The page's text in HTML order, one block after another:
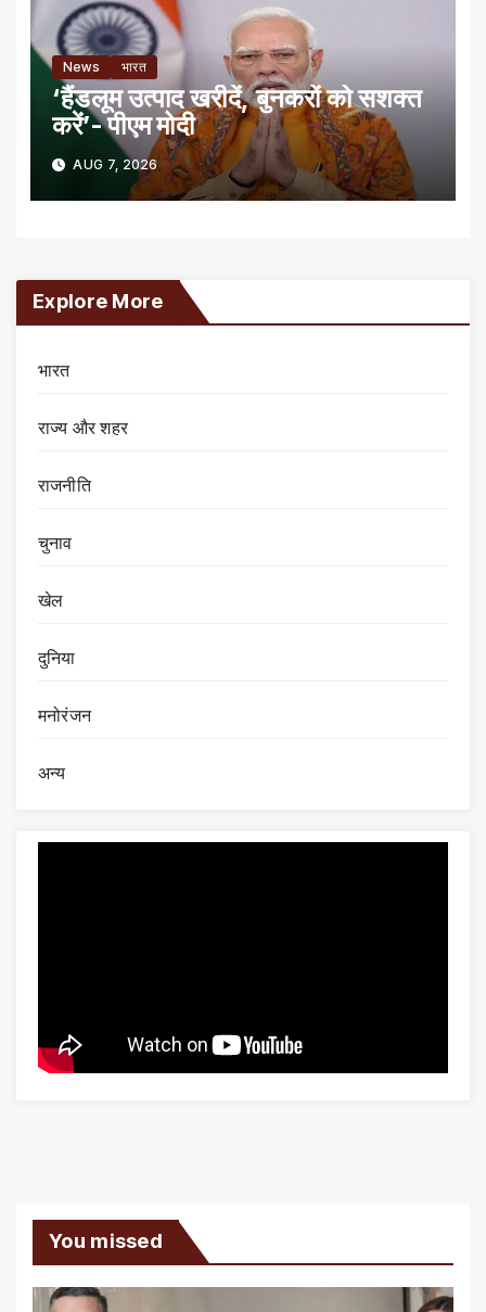
News भारत
‘हैंडलूम उत्पाद खरीदें, बुनकरों को सशक्त
करें’- पीएम मोदी
AUG 7, 2026
Explore More
भारत
राज्य और शहर
राजनीति
चुनाव
खेल
दुनिया
मनोरंजन
अन्य
You missed